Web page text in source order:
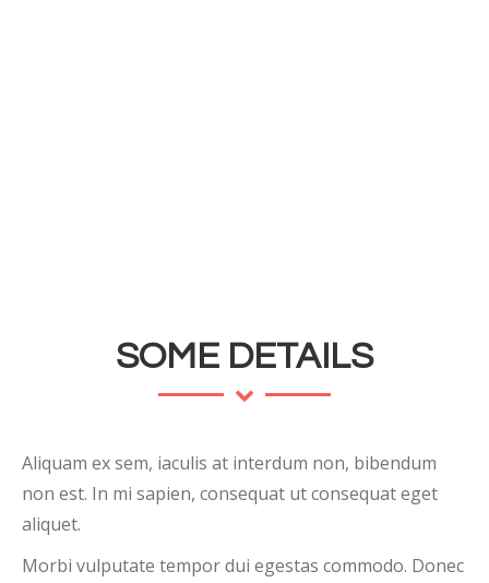
SOME DETAILS
Aliquam ex sem, iaculis at interdum non, bibendum
non est. In mi sapien, consequat ut consequat eget
aliquet.
Morbi vulputate tempor dui egestas commodo. Donec